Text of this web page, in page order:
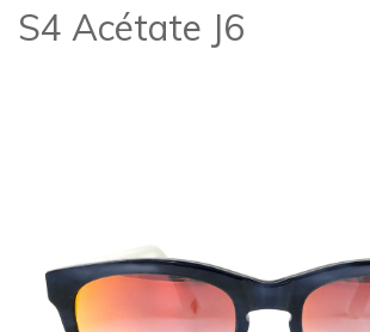
S4 Acétate J6